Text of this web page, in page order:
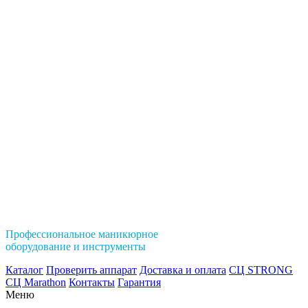
Профессиональное маникюрное
оборудование и инструменты
Каталог Проверить аппарат Доставка и оплата СЦ STRONG
СЦ Marathon Контакты Гарантия
Меню